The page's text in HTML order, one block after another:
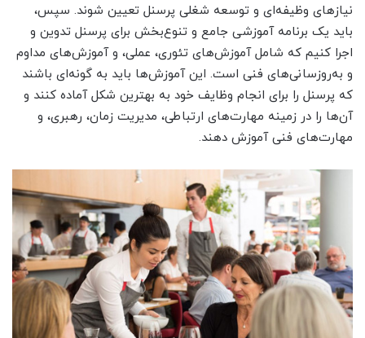
نیازهای وظیفه‌ای و توسعه شغلی پرسنل تعیین شوند. سپس،
باید یک برنامه آموزشی جامع و تنوع‌بخش برای پرسنل تدوین و
اجرا کنیم که شامل آموزش‌های تئوری، عملی، و آموزش‌های مداوم
و به‌روزسانی‌های فنی است. این آموزش‌ها باید به گونه‌ای باشند
که پرسنل را برای انجام وظایف خود به بهترین شکل آماده کنند و
آن‌ها را در زمینه مهارت‌های ارتباطی، مدیریت زمان، رهبری، و
مهارت‌های فنی آموزش دهند.